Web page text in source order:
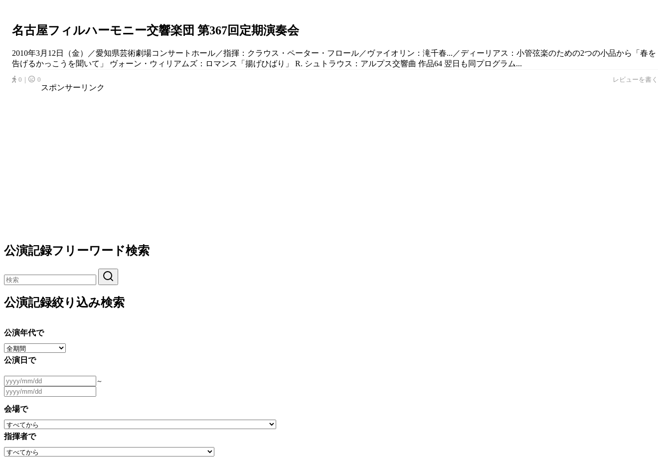
名古屋フィルハーモニー交響楽団 第367回定期演奏会
2010年3月12日（金）／愛知県芸術劇場コンサートホール／指揮：クラウス・ペーター・フロール／ヴァイオリン：滝千春...／ディーリアス：小管弦楽のための2つの小品から「春を
告げるかっこうを聞いて」 ヴォーン・ウィリアムズ：ロマンス「揚げひばり」 R. シュトラウス：アルプス交響曲 作品64 翌日も同プログラム...
0｜ 0 レビューを書く
スポンサーリンク
公演記録フリーワード検索
公演記録絞り込み検索
公演年代で
公演日で
～
会場で
指揮者で